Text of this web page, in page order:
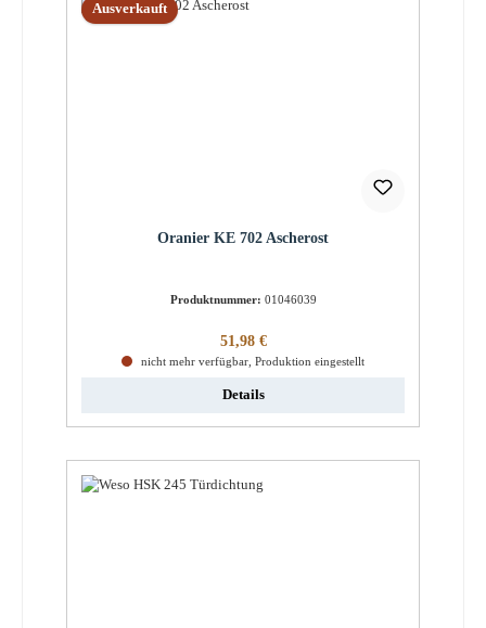
Ausverkauft
Oranier KE 702 Ascherost
Produktnummer: 01046039
Regulärer Preis:
51,98 €
nicht mehr verfügbar, Produktion eingestellt
Details